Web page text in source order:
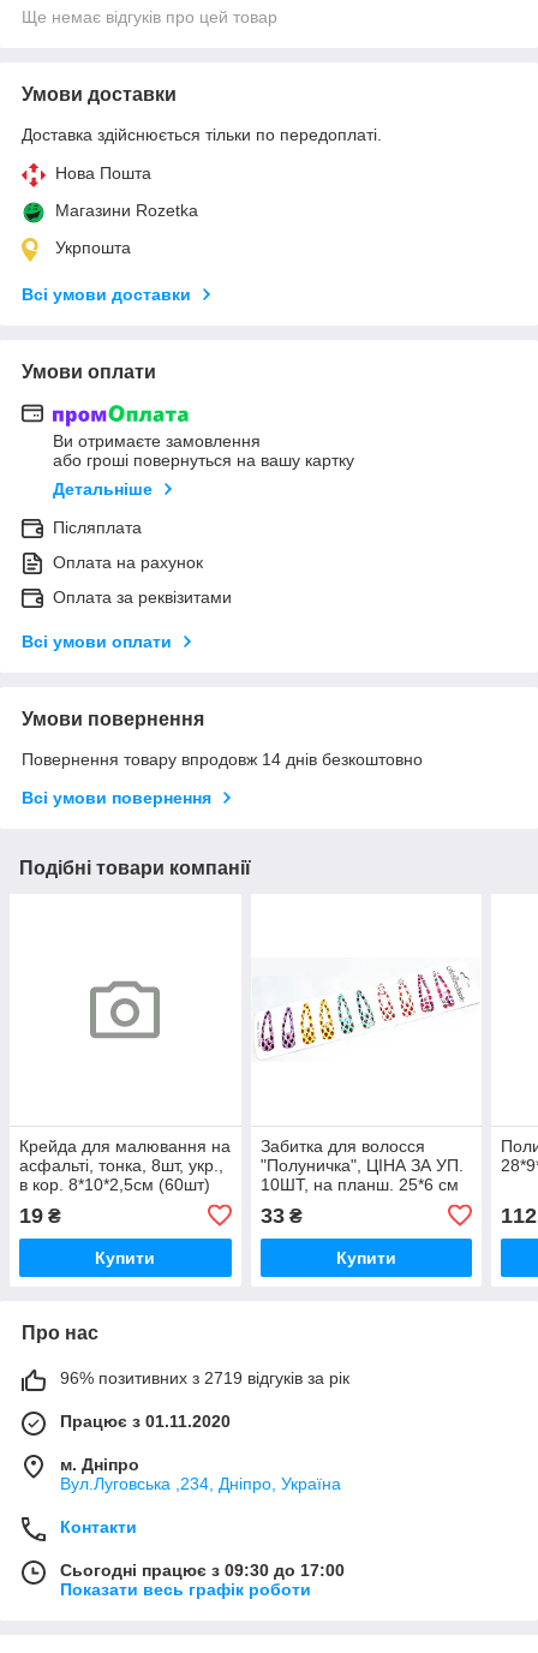
Ще немає відгуків про цей товар
Умови доставки
Доставка здійснюється тільки по передоплаті.
Нова Пошта
Магазини Rozetka
Укрпошта
Всі умови доставки
Умови оплати
Ви отримаєте замовлення
або гроші повернуться на вашу картку
Детальніше
Післяплата
Оплата на рахунок
Оплата за реквізитами
Всі умови оплати
Умови повернення
Повернення товару впродовж 14 днів безкоштовно
Всі умови повернення
Подібні товари компанії
Крейда для малювання на
асфальті, тонка, 8шт, укр.,
в кор. 8*10*2,5см (60шт)
19 ₴
Купити
Забитка для волосся
"Полуничка", ЦІНА ЗА УП.
10ШТ, на планш. 25*6 см
33₴
Купити
112
Про нас
96% позитивних з 2719 відгуків за рік
Працює з 01.11.2020
м. Дніпро
Вул.Луговська ,234, Дніпро, Україна
Контакти
Сьогодні працює з 09:30 до 17:00
Показати весь графік роботи